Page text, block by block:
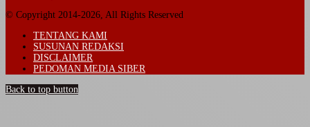
© Copyright 2014-2026, All Rights Reserved
TENTANG KAMI
SUSUNAN REDAKSI
DISCLAIMER
PEDOMAN MEDIA SIBER
Back to top button